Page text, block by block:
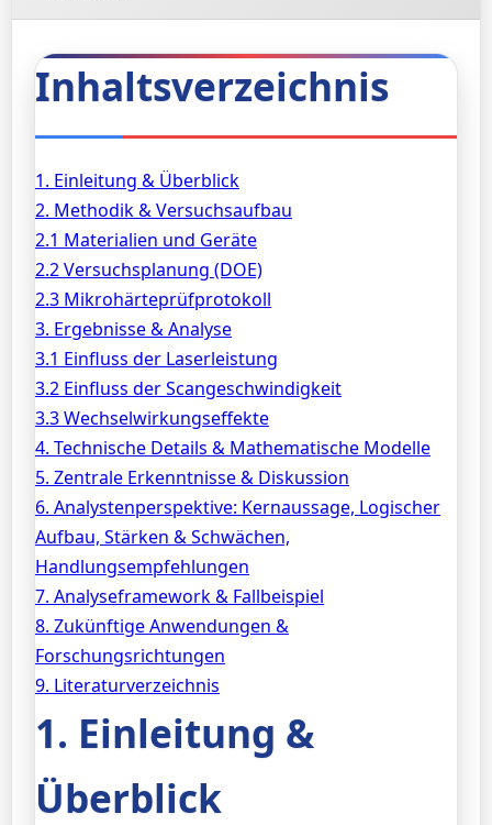
Inhaltsverzeichnis
1. Einleitung & Überblick
2. Methodik & Versuchsaufbau
2.1 Materialien und Geräte
2.2 Versuchsplanung (DOE)
2.3 Mikrohärteprüfprotokoll
3. Ergebnisse & Analyse
3.1 Einfluss der Laserleistung
3.2 Einfluss der Scangeschwindigkeit
3.3 Wechselwirkungseffekte
4. Technische Details & Mathematische Modelle
5. Zentrale Erkenntnisse & Diskussion
6. Analystenperspektive: Kernaussage, Logischer
Aufbau, Stärken & Schwächen,
Handlungsempfehlungen
7. Analyseframework & Fallbeispiel
8. Zukünftige Anwendungen &
Forschungsrichtungen
9. Literaturverzeichnis
1. Einleitung &
Überblick